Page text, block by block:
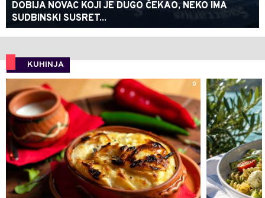
DOBIJA NOVAC KOJI JE DUGO ČEKAO, NEKO IMA
SUDBINSKI SUSRET...
KUHINJA
0